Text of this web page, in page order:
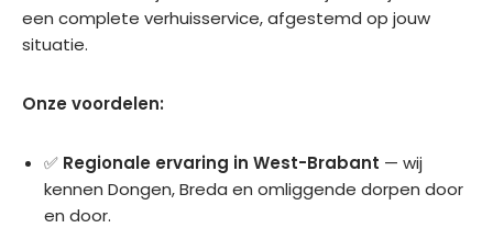
aan
stuu
Bed
der
Moc
ht ik
fijn
en
een complete verhuisservice, afgestemd op jouw
situatie.
Onze voordelen:
✅ Regionale ervaring in West-Brabant — wij
kennen Dongen, Breda en omliggende dorpen door
en door.